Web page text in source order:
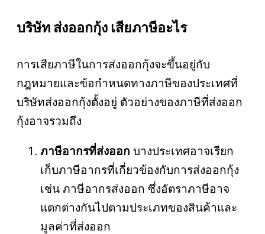
บริษัท ส่งออกกุ้ง เสียภาษีอะไร
การเสียภาษีในการส่งออกกุ้งจะขึ้นอยู่กับ
กฎหมายและข้อกำหนดทางภาษีของประเทศที่
บริษัทส่งออกกุ้งตั้งอยู่ ตัวอย่างของภาษีที่ส่งออก
กุ้งอาจรวมถึง
ภาษีอากรที่ส่งออก บางประเทศอาจเรียก
เก็บภาษีอากรที่เกี่ยวข้องกับการส่งออกกุ้ง
เช่น ภาษีอากรส่งออก ซึ่งอัตราภาษีอาจ
แตกต่างกันไปตามประเภทของสินค้าและ
มูลค่าที่ส่งออก